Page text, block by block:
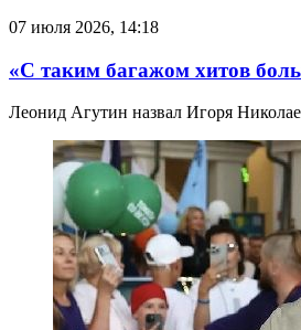
07 июля 2026, 14:18
«С таким багажом хитов
Леонид Агутин назвал Игоря